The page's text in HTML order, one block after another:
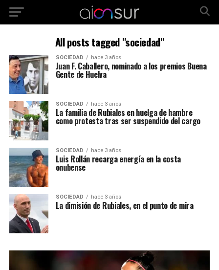
All posts tagged "sociedad"
SOCIEDAD hace 3 años
Juan F. Caballero, nominado a los premios Buena
Gente de Huelva
SOCIEDAD hace 3 años
La familia de Rubiales en huelga de hambre
como protesta tras ser suspendido del cargo
SOCIEDAD hace 3 años
Luis Rollán recarga energía en la costa
onubense
SOCIEDAD hace 3 años
La dimisión de Rubiales, en el punto de mira